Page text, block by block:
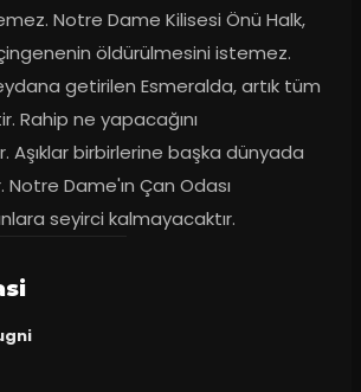
Notre Dame Kilisesi Önü Halk,
öldürülmesini istemez.
getirilen Esmeralda, artık tüm
Rahip ne yapacağını
Aşıklar birbirlerine başka dünyada
Notre Dame'ın Çan Odası
seyirci kalmayacaktır.